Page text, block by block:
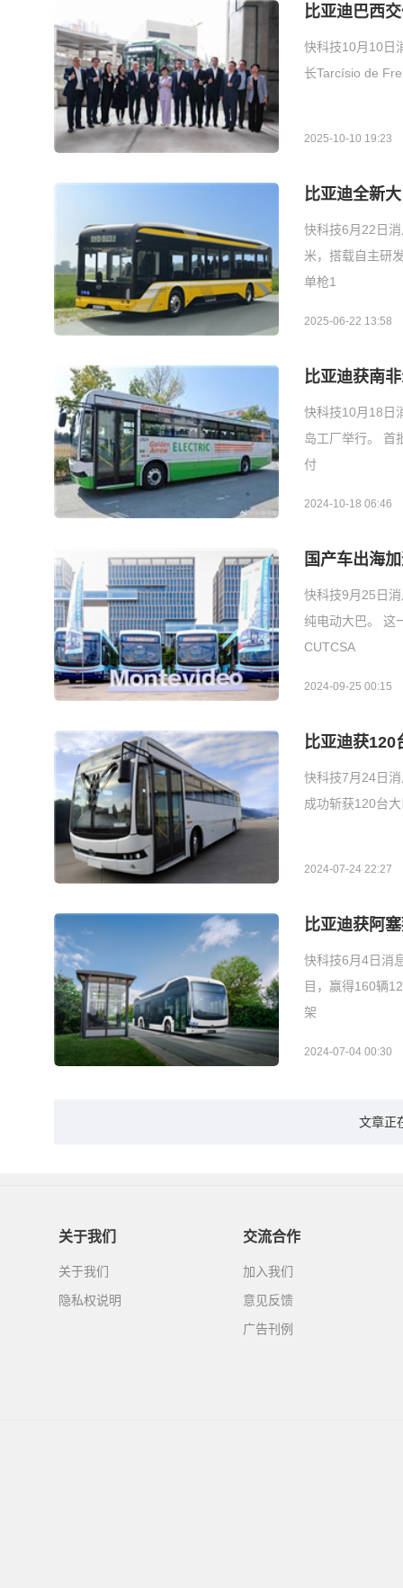
比亚迪巴西
快科技10月10日
长Tarcísio de
2025-10-10 19:23
比亚迪全新
快科技6月22日
米，搭载自主研
单枪1
2025-06-22 13:58
比亚迪获南
快科技10月18日
岛工厂举行。 首
付
2024-10-18 06:46
国产车出海
快科技9月25日
纯电动大巴。 这
CUTCSA
2024-09-25 00:15
比亚迪获120
快科技7月24日
成功斩获120台
2024-07-24 22:27
比亚迪获阿
快科技6月4日消
目，赢得160辆
架
2024-07-04 00:30
文章正
关于我们
关于我们
隐私权说明
交流合作
加入我们
意见反馈
广告刊例